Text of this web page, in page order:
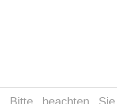
Bitte beachten